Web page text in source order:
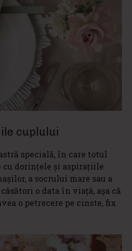
cuplului
specială, în care totul
cu dorințele și aspirațiile
a socrului mare sau a
o data în viață, așa că
o petrecere pe cinste, fix